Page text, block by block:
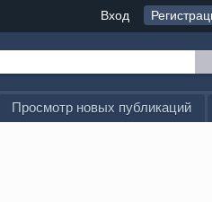
Вход
Просмотр новых публикаций